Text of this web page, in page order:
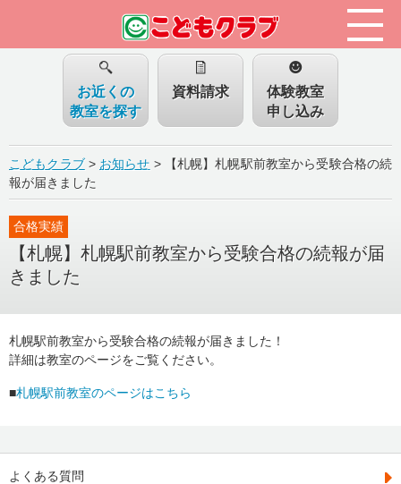
お近くの
教室を探す
資料請求
体験教室
申し込み
こどもクラブ> お知らせ >
【札幌】札幌駅前教室から受験合格の続
報が届きました
【札幌】札幌駅前教室から受験合格の続報が届
きました
合格実績
札幌駅前教室から受験合格の続報が届きました！
詳細は教室のページをご覧ください。
■札幌駅前教室のページはこちら
よくある質問